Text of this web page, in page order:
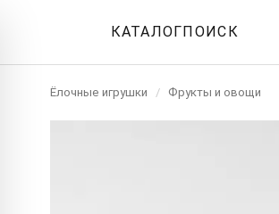
КАТАЛОГПОИСК
Ёлочные игрушки / Фрукты и овощи